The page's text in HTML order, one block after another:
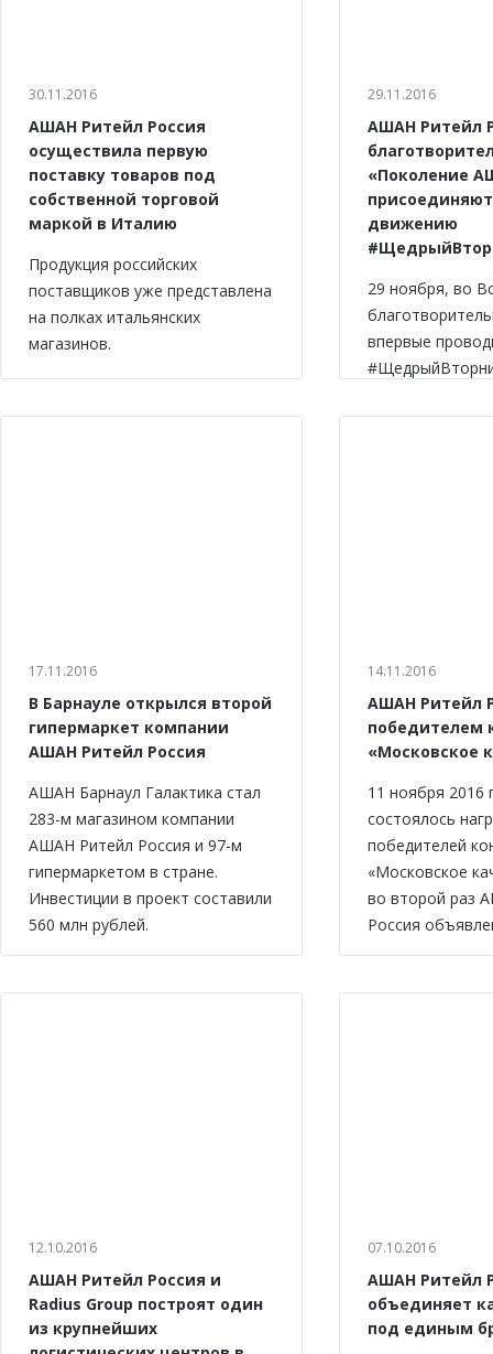
30.11.2016
АШАН Ритейл Россия
осуществила первую
поставку товаров под
собственной торговой
маркой в Италию
Продукция российских
поставщиков уже представлена
на полках итальянских
магазинов.
29.11.2016
АШАН Ритейл
«Поколение
движению
29 ноября, во
впервые
17.11.2016
В Барнауле открылся второй
гипермаркет компании
АШАН Ритейл Россия
АШАН Барнаул Галактика стал
283-м магазином компании
АШАН Ритейл Россия и 97-м
гипермаркетом в стране.
Инвестиции в проект составили
560 млн рублей.
14.11.2016
АШАН Ритейл
победителем
«Московское
11 ноября 2016
состоялось
победителей
«Московское
во второй раз
Россия
12.10.2016
АШАН Ритейл Россия и
Radius Group построят один
из крупнейших
07.10.2016
АШАН Ритейл
объединяет
под единым